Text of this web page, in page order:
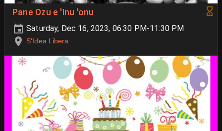
Pane Ozu e 'Inu 'onu
Saturday, Dec 16, 2023, 06:30 PM-11:30 PM
S'Idea Libera